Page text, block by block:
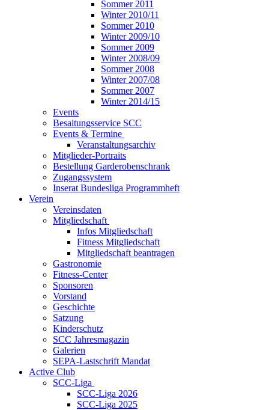
Sommer 2011
Winter 2010/11
Sommer 2010
Winter 2009/10
Sommer 2009
Winter 2008/09
Sommer 2008
Winter 2007/08
Sommer 2007
Winter 2014/15
Events
Besaitungsservice SCC
Events & Termine
Veranstaltungsarchiv
Mitglieder-Portraits
Bestellung Garderobenschrank
Zugangssystem
Inserat Bundesliga Programmheft
Verein
Vereinsdaten
Mitgliedschaft
Infos Mitgliedschaft
Fitness Mitgliedschaft
Mitgliedschaft beantragen
Gastronomie
Fitness-Center
Sponsoren
Vorstand
Geschichte
Satzung
Kinderschutz
SCC Jahresmagazin
Galerien
SEPA-Lastschrift Mandat
Active Club
SCC-Liga
SCC-Liga 2026
SCC-Liga 2025